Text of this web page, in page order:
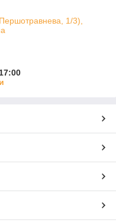
1/3),